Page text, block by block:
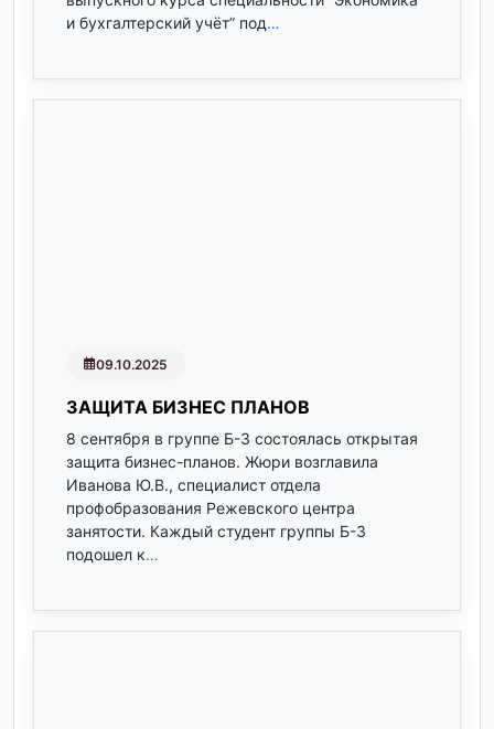
и бухгалтерский учёт” под…
09.10.2025
ЗАЩИТА БИЗНЕС ПЛАНОВ
8 сентября в группе Б-3 состоялась открытая
защита бизнес-планов. Жюри возглавила
Иванова Ю.В., специалист отдела
профобразования Режевского центра
занятости. Каждый студент группы Б-3
подошел к…